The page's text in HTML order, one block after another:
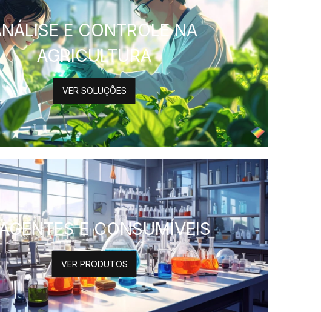
E CONTROLE NA
AGRICULTURA
VER SOLUÇÕES
E CONSUMÍVEIS
VER PRODUTOS